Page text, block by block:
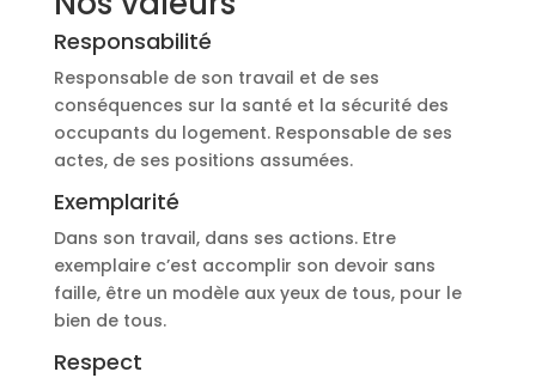
Responsabilité
Responsable de son travail et de ses
conséquences sur la santé et la sécurité des
occupants du logement. Responsable de ses
actes, de ses positions assumées.
Exemplarité
Dans son travail, dans ses actions. Etre
exemplaire c’est accomplir son devoir sans
faille, être un modèle aux yeux de tous, pour le
bien de tous.
Respect